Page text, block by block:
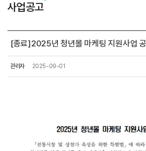
사업공고
[종료]2025년 청년몰 마케팅 지원사업
관리자 2025-09-01